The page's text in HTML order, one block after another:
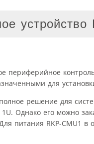
периферийное
для
решение для
Однако его можно
питания RKP-CMU1 в